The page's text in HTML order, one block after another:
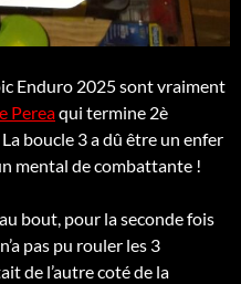
Enduro 2025 sont vraiment
Pereaqui termine 2è
boucle 3 a dû être un enfer
mental de combattante !
bout, pour la seconde fois
pas pu rouler les 3
de l’autre coté de la